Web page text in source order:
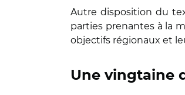
Autre disposition du
parties prenantes à la
objectifs régionaux et
Une vingtaine